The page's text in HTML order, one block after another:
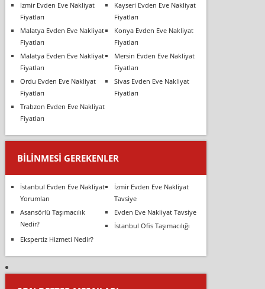
İzmir Evden Eve Nakliyat
Fiyatları
Kayseri Evden Eve Nakliyat
Fiyatları
Malatya Evden Eve Nakliyat
Fiyatları
Konya Evden Eve Nakliyat
Fiyatları
Malatya Evden Eve Nakliyat
Fiyatları
Mersin Evden Eve Nakliyat
Fiyatları
Ordu Evden Eve Nakliyat
Fiyatları
Sivas Evden Eve Nakliyat
Fiyatları
Trabzon Evden Eve Nakliyat
Fiyatları
BILINMESI GEREKENLER
İstanbul Evden Eve Nakliyat
Yorumları
İzmir Evden Eve Nakliyat
Tavsiye
Asansörlü Taşımacılık
Nedir?
Evden Eve Nakliyat Tavsiye
İstanbul Ofis Taşımacılığı
Ekspertiz Hizmeti Nedir?